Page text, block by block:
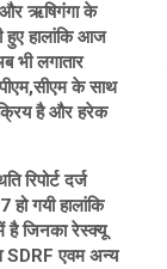
ऋषिगंगा के
हुए हालांकि आज
भी लगातार
के साथ
है और हरेक
रिपोर्ट दर्ज
गयी हालांकि
जिनका रेस्क्यू
SDRF एवम अन्य